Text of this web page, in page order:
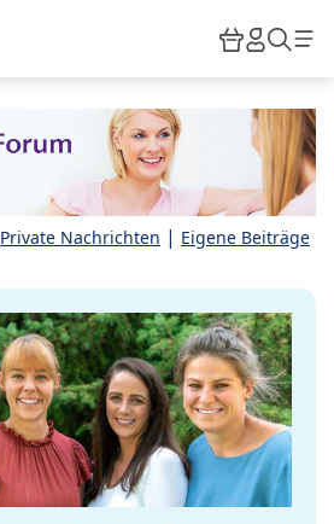
HiPP
Private Nachrichten | Eigene Beiträge